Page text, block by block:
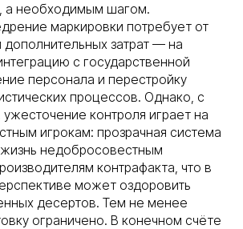
а необходимым шагом.
маркировки потребует от
затрат — на
с государственной
персонала и перестройку
процессов. Однако, с
контроля играет на
игрокам: прозрачная система
недобросовестным
контрафакта, что в
может оздоровить
десертов. Тем не менее
ограничено. В конечном счёте